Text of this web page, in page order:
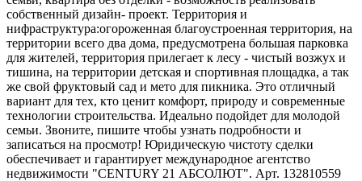
собственный дизайн- проект. Территория и
нифраструктура:огороженная благоустроенная территория, на
территории всего два дома, предусмотрена большая парковка
для жителей, территория прилегает к лесу - чистый возжух и
тишина, на территории детская и спортивная площадка, а так
же свой фруктовый сад и мето для пикника. Это отличный
вариант для тех, кто ценит комфорт, природу и современные
технологии строительства. Идеально подойдет для молодой
семьи. Звоните, пишите чтобы узнать подробности и
записаться на просмотр! Юридическую чистоту сделки
обеспечивает и гарантирует международное агентство
недвижимости "CENTURY 21 АБСОЛЮТ". Арт. 132810559